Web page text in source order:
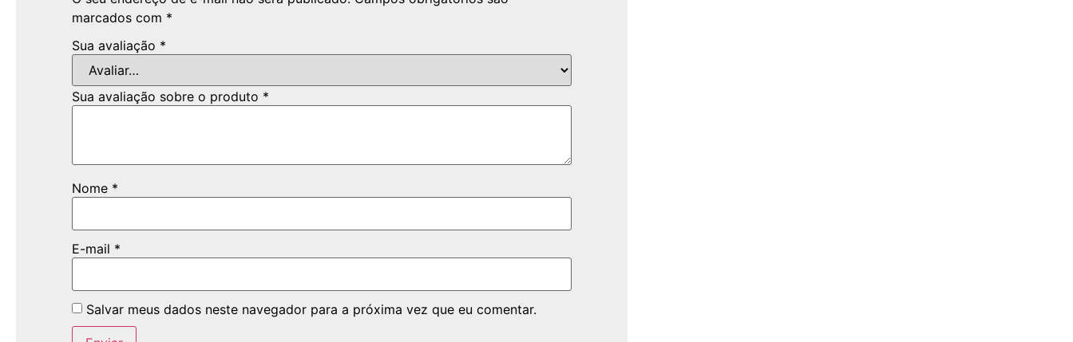
marcados com *
Sua avaliação *
Sua avaliação sobre o produto *
Nome *
E-mail *
Salvar meus dados neste navegador para a próxima vez que eu comentar.